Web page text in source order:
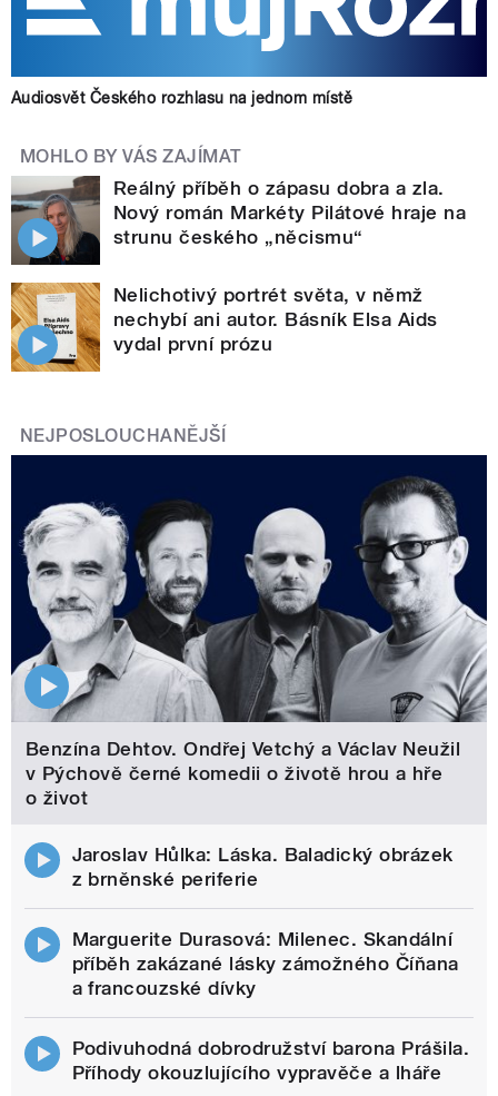
Audiosvět Českého rozhlasu na jednom místě
MOHLO BY VÁS ZAJÍMAT
Reálný příběh o zápasu dobra a zla.
Nový román Markéty Pilátové hraje na
strunu českého „něcismu“
Nelichotivý portrét světa, v němž
nechybí ani autor. Básník Elsa Aids
vydal první prózu
NEJPOSLOUCHANĚJŠÍ
Benzína Dehtov. Ondřej Vetchý a Václav Neužil
v Pýchově černé komedii o životě hrou a hře
o život
Jaroslav Hůlka: Láska. Baladický obrázek
z brněnské periferie
Marguerite Durasová: Milenec. Skandální
příběh zakázané lásky zámožného Číňana
a francouzské dívky
Podivuhodná dobrodružství barona Prášila.
Příhody okouzlujícího vypravěče a lháře